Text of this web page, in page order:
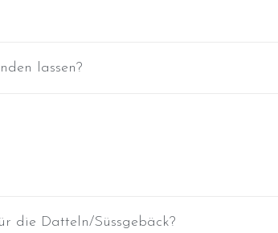
lassen?
die Datteln/Süssgebäck?